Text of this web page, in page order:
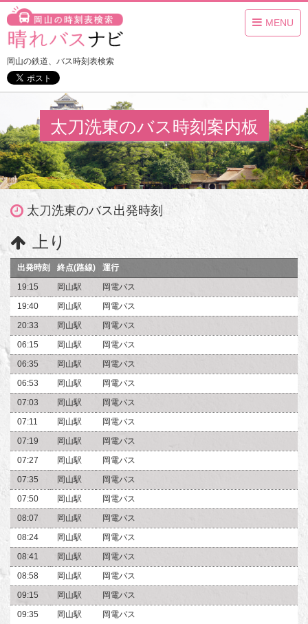
MENU
岡山の鉄道、バス時刻表検索
太刀洗東のバス時刻案内板
太刀洗東のバス出発時刻
上り
出発時刻 終点(路線)
運行
19:15
岡山駅
岡電バス
19:40
岡山駅
岡電バス
20:33
岡山駅
岡電バス
06:15
岡山駅
岡電バス
06:35
岡山駅
岡電バス
06:53
岡山駅
岡電バス
07:03
岡山駅
岡電バス
07:11
岡山駅
岡電バス
07:19
岡山駅
岡電バス
07:27
岡山駅
岡電バス
07:35
岡山駅
岡電バス
07:50
岡山駅
岡電バス
08:07
岡山駅
岡電バス
08:24
岡山駅
岡電バス
08:41
岡山駅
岡電バス
08:58
岡山駅
岡電バス
09:15
岡山駅
岡電バス
09:35
岡山駅
岡電バス